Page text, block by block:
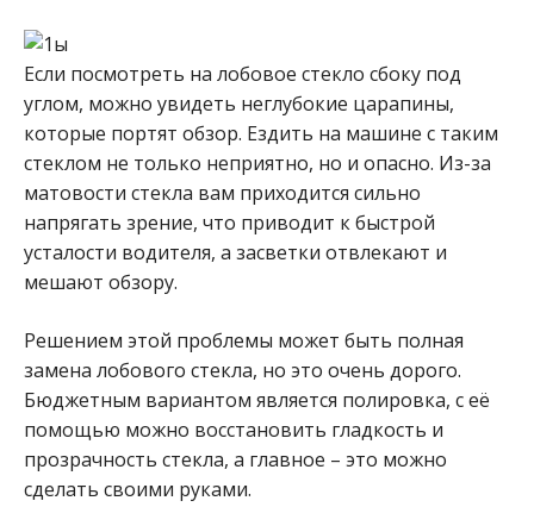
Если посмотреть на лобовое стекло сбоку под
углом, можно увидеть неглубокие царапины,
которые портят обзор. Ездить на машине с таким
стеклом не только неприятно, но и опасно. Из-за
матовости стекла вам приходится сильно
напрягать зрение, что приводит к быстрой
усталости водителя, а засветки отвлекают и
мешают обзору.
Решением этой проблемы может быть полная
замена лобового стекла, но это очень дорого.
Бюджетным вариантом является полировка, с её
помощью можно восстановить гладкость и
прозрачность стекла, а главное – это можно
сделать своими руками.